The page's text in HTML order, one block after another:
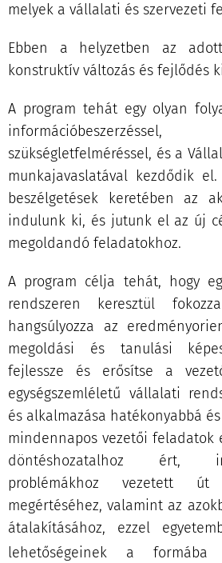
melyek a vállalati és szervezeti
Ebben a helyzetben az
konstruktív változás és fejlődés
A program tehát egy olyan
információbeszerzéssel,
szükségletfelméréssel, és a
munkajavaslatával kezdődik
beszélgetések keretében az
indulunk ki, és jutunk el az új
megoldandó feladatokhoz.
A program célja tehát, hogy
rendszeren keresztül
hangsúlyozza az
megoldási és tanulási
fejlessze és erősítse a
egységszemléletű vállalati
és alkalmazása hatékonyabbá
mindennapos vezetői feladatok
döntéshozatalhoz ért,
problémákhoz vezetett
megértéséhez, valamint az
átalakításához, ezzel
lehetőségeinek a formába